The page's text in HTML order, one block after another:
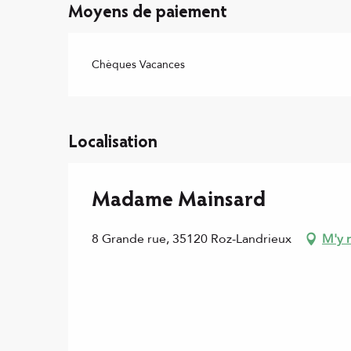
Moyens de paiement
Chèques Vacances
Localisation
Madame Mainsard
8 Grande rue, 35120 Roz-Landrieux M'y